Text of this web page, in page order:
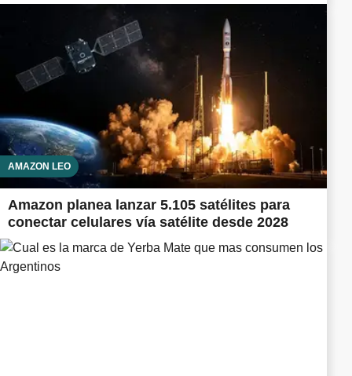
AMAZON LEO
Amazon planea lanzar 5.105 satélites para
conectar celulares vía satélite desde 2028